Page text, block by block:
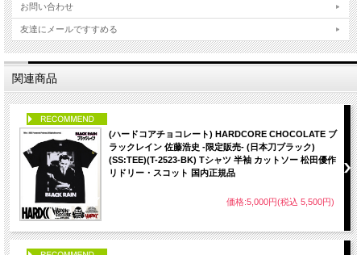
お問い合わせ
友達にメールですすめる
関連商品
(ハードコアチョコレート) HARDCORE CHOCOLATE ブ
ラックレイン 佐藤浩史 -限定販売- (日本刀ブラック)
(SS:TEE)(T-2523-BK) Tシャツ 半袖 カットソー 松田優作
リドリー・スコット 国内正規品
価格:5,000円(税込 5,500円)